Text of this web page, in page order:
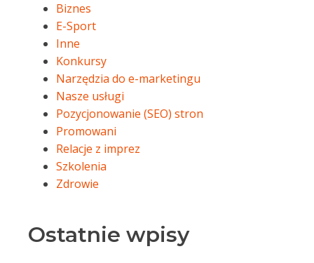
Biznes
E-Sport
Inne
Konkursy
Narzędzia do e-marketingu
Nasze usługi
Pozycjonowanie (SEO) stron
Promowani
Relacje z imprez
Szkolenia
Zdrowie
Ostatnie wpisy